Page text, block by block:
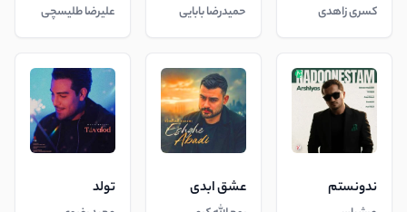
کسری زاهدی حمیدرضا بابایی علیرضا طلیسچی
ندونستم عشق ابدی تولد